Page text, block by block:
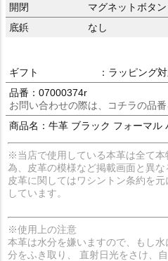
開閉
マグネットボタン
底鋲
なし
ギフト
：ラッピング
品番：07000374r
お問い合わせの際は、コチラの品
商品名：牛革 ブラック フォーマル
※当店で使用している本革は全て
為、皮革の模様など掲載画面と異
皮革に関してはワシントン条約を
しています。
※使用上の注意
本革は水分を嫌いますので、もし
分をふき取り、 直射日光をさけ、